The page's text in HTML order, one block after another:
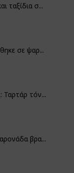
ταξίδια σ...
σε ψαρ...
Ταρτάρ τόν...
βρα...